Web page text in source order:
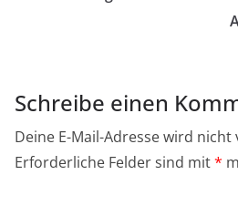
Schreibe einen
Deine E-Mail-Adresse wird
Erforderliche Felder sind mit*